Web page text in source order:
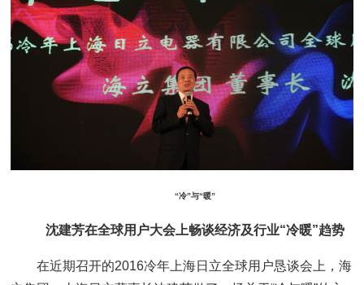
“冷”与“暖”
沈建芳在全球用户大会上畅谈经济及行业“冷暖”趋势
在近期召开的2016冷年上海日立全球用户恳谈会上，海